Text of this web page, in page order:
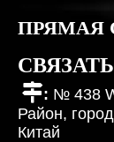
ПРЯМАЯ
: № 438
Район,
Китай